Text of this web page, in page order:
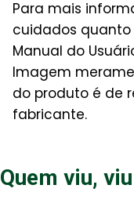
Para mais
cuidados quanto
Manual do
Imagem
do produto é de
fabricante.
Quem viu,